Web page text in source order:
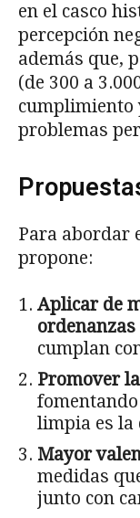
en el casco
percepción
además que,
(de 300 a
cumplimiento
problemas
Para abordar
propone:
Aplicar de
ordenanzas
cumplan
Promover
limpia es la
Mayor
medidas
junto con